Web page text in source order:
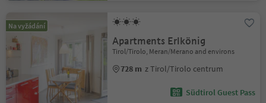
Na vyžádání
Apartments Erlkönig
Tirol/Tirolo, Meran/Merano and environs
728 m z Tirol/Tirolo centrum
Südtirol Guest Pass